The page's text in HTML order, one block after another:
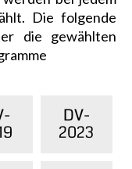
Die folgende
die gewählten
DV-
2023